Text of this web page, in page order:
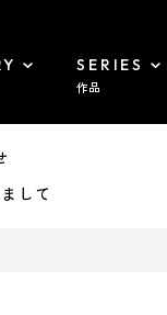
SERIES
作品
して